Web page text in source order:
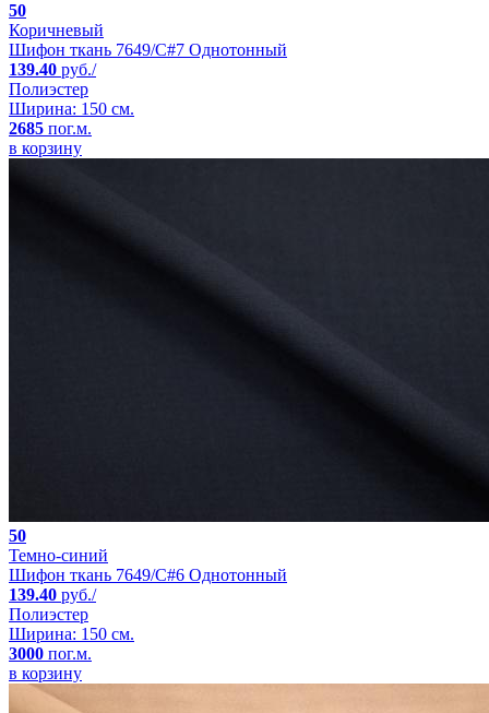
50
Коричневый
Шифон ткань 7649/C#7 Однотонный
139.40 руб./
Полиэстер
Ширина: 150 см.
2685 пог.м.
в корзину
50
Темно-синий
Шифон ткань 7649/C#6 Однотонный
139.40 руб./
Полиэстер
Ширина: 150 см.
3000 пог.м.
в корзину